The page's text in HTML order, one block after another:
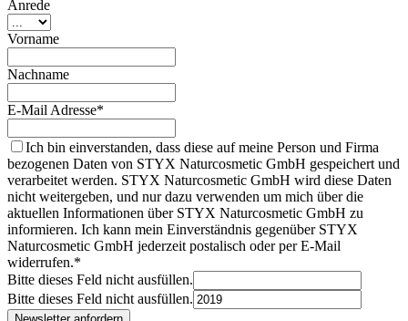
Anrede
Vorname
Nachname
E-Mail Adresse*
Ich bin einverstanden, dass diese auf meine Person und Firma
bezogenen Daten von STYX Naturcosmetic GmbH gespeichert und
verarbeitet werden. STYX Naturcosmetic GmbH wird diese Daten
nicht weitergeben, und nur dazu verwenden um mich über die
aktuellen Informationen über STYX Naturcosmetic GmbH zu
informieren. Ich kann mein Einverständnis gegenüber STYX
Naturcosmetic GmbH jederzeit postalisch oder per E-Mail
widerrufen.*
Bitte dieses Feld nicht ausfüllen.
Bitte dieses Feld nicht ausfüllen.